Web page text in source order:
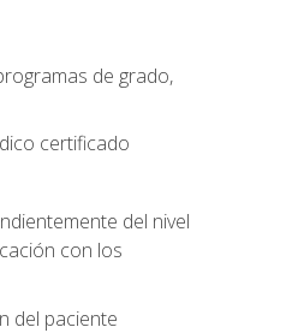
de grado,
certificado
del nivel
con los
del paciente